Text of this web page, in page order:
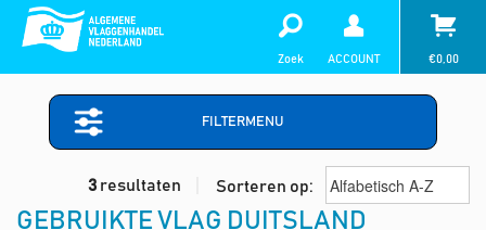
Zoek ACCOUNT €0,00
FILTERMENU
3 resultaten Sorteren op:
GEBRUIKTE VLAG DUITSLAND